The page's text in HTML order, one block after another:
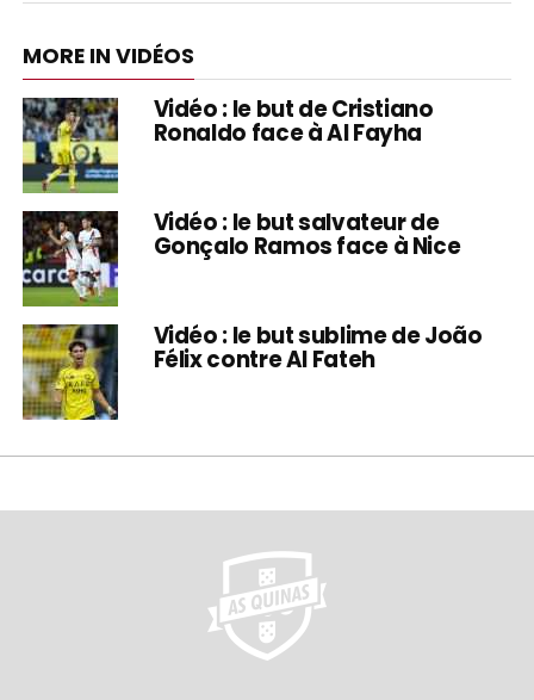
MORE IN VIDÉOS
Vidéo : le but de Cristiano
Ronaldo face à Al Fayha
Vidéo : le but salvateur de
Gonçalo Ramos face à Nice
Vidéo : le but sublime de João
Félix contre Al Fateh